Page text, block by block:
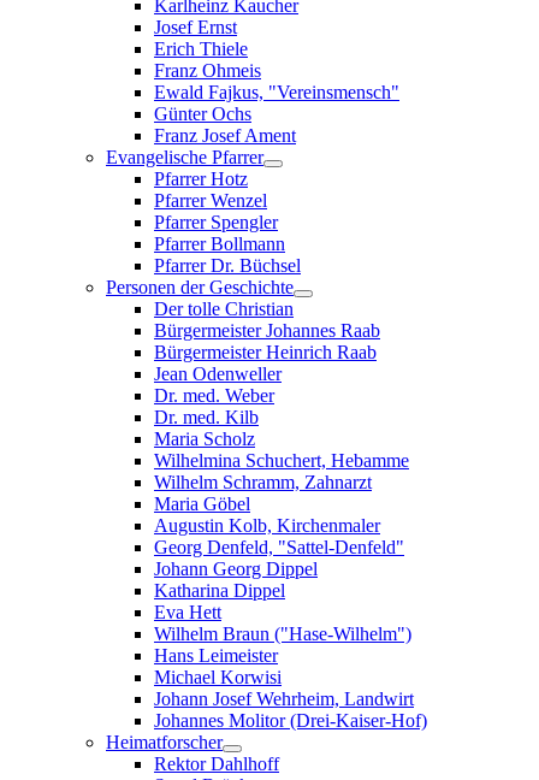
Karlheinz Kaucher
Josef Ernst
Erich Thiele
Franz Ohmeis
Ewald Fajkus, "Vereinsmensch"
Günter Ochs
Franz Josef Ament
Evangelische Pfarrer
Pfarrer Hotz
Pfarrer Wenzel
Pfarrer Spengler
Pfarrer Bollmann
Pfarrer Dr. Büchsel
Personen der Geschichte
Der tolle Christian
Bürgermeister Johannes Raab
Bürgermeister Heinrich Raab
Jean Odenweller
Dr. med. Weber
Dr. med. Kilb
Maria Scholz
Wilhelmina Schuchert, Hebamme
Wilhelm Schramm, Zahnarzt
Maria Göbel
Augustin Kolb, Kirchenmaler
Georg Denfeld, "Sattel-Denfeld"
Johann Georg Dippel
Katharina Dippel
Eva Hett
Wilhelm Braun ("Hase-Wilhelm")
Hans Leimeister
Michael Korwisi
Johann Josef Wehrheim, Landwirt
Johannes Molitor (Drei-Kaiser-Hof)
Heimatforscher
Rektor Dahlhoff